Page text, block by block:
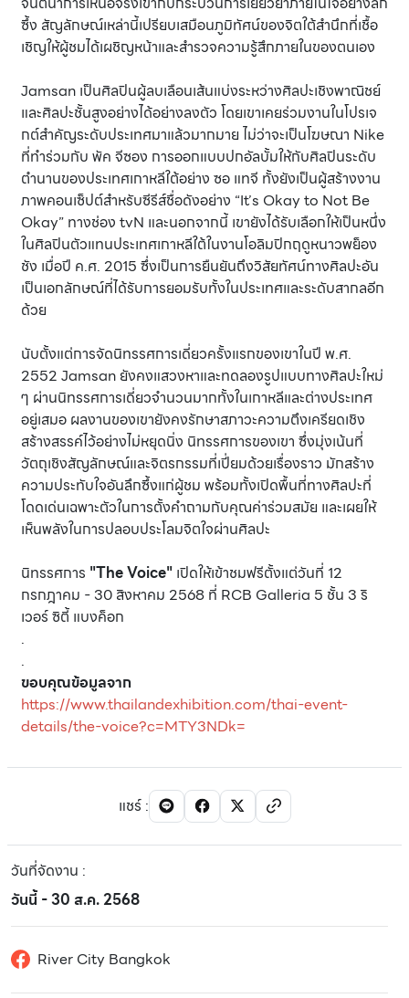
ซึ้ง สัญลักษณ์เหล่านี้เปรียบเสมือนภูมิทัศน์ของจิตใต้สำนึกที่เชื้อ
เชิญให้ผู้ชมได้เผชิญหน้าและสำรวจความรู้สึกภายในของตนเอง
Jamsan เป็นศิลปินผู้ลบเลือนเส้นแบ่งระหว่างศิลปะเชิงพาณิชย์
และศิลปะชั้นสูงอย่างได้อย่างลงตัว โดยเขาเคยร่วมงานในโปรเจ
กต์สำคัญระดับประเทศมาแล้วมากมาย ไม่ว่าจะเป็นโฆษณา Nike
ที่ทำร่วมกับ พัค จีซอง การออกแบบปกอัลบั้มให้กับศิลปินระดับ
ตำนานของประเทศเกาหลีใต้อย่าง ซอ แทจี ทั้งยังเป็นผู้สร้างงาน
ภาพคอนเซ็ปต์สำหรับซีรีส์ชื่อดังอย่าง “It’s Okay to Not Be
Okay” ทางช่อง tvN และนอกจากนี้ เขายังได้รับเลือกให้เป็นหนึ่ง
ในศิลปินตัวแทนประเทศเกาหลีใต้ในงานโอลิมปิกฤดูหนาวพย็อง
ชัง เมื่อปี ค.ศ. 2015 ซึ่งเป็นการยืนยันถึงวิสัยทัศน์ทางศิลปะอัน
เป็นเอกลักษณ์ที่ได้รับการยอมรับทั้งในประเทศและระดับสากลอีก
ด้วย
นับตั้งแต่การจัดนิทรรศการเดี่ยวครั้งแรกของเขาในปี พ.ศ.
2552 Jamsan ยังคงแสวงหาและทดลองรูปแบบทางศิลปะใหม่
ๆ ผ่านนิทรรศการเดี่ยวจำนวนมากทั้งในเกาหลีและต่างประเทศ
อยู่เสมอ ผลงานของเขายังคงรักษาสภาวะความตึงเครียดเชิง
สร้างสรรค์ไว้อย่างไม่หยุดนิ่ง นิทรรศการของเขา ซึ่งมุ่งเน้นที่
วัตถุเชิงสัญลักษณ์และจิตรกรรมที่เปี่ยมด้วยเรื่องราว มักสร้าง
ความประทับใจอันลึกซึ้งแก่ผู้ชม พร้อมทั้งเปิดพื้นที่ทางศิลปะที่
โดดเด่นเฉพาะตัวในการตั้งคำถามกับคุณค่าร่วมสมัย และเผยให้
เห็นพลังในการปลอบประโลมจิตใจผ่านศิลปะ
นิทรรศการ "The Voice" เปิดให้เข้าชมฟรีตั้งแต่วันที่ 12
กรกฎาคม - 30 สิงหาคม 2568 ที่ RCB Galleria 5 ชั้น 3 ริ
เวอร์ ซิตี้ แบงค็อก
.
.
ขอบคุณข้อมูลจาก
https://www.thailandexhibition.com/thai-event-
details/the-voice?c=MTY3NDk=
แชร์:
วันที่จัดงาน :
วันนี้ - 30 ส.ค. 2568
River City Bangkok